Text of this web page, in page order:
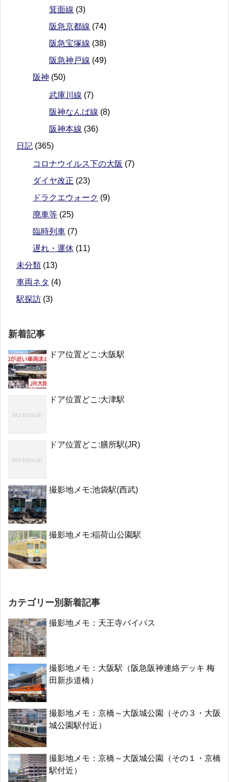
箕面線 (3)
阪急京都線 (74)
阪急宝塚線 (38)
阪急神戸線 (49)
阪神 (50)
武庫川線 (7)
阪神なんば線 (8)
阪神本線 (36)
日記 (365)
コロナウイルス下の大阪 (7)
ダイヤ改正 (23)
ドラクエウォーク (9)
廃車等 (25)
臨時列車 (7)
遅れ・運休 (11)
未分類 (13)
車両ネタ (4)
駅探訪 (3)
新着記事
ドア位置どこ:大阪駅
ドア位置どこ:大津駅
ドア位置どこ:膳所駅(JR)
撮影地メモ:池袋駅(西武)
撮影地メモ:稲荷山公園駅
カテゴリー別新着記事
撮影地メモ：天王寺バイパス
撮影地メモ：大阪駅（阪急阪神連絡デッキ 梅
田新歩道橋）
撮影地メモ：京橋～大阪城公園（その３・大阪
城公園駅付近）
撮影地メモ：京橋～大阪城公園（その１・京橋
駅付近）